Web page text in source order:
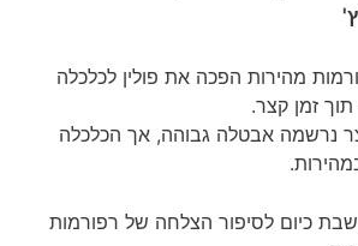
מהירות הפכה את פולין לכלכלה
זמן קצר.
נרשמה אבטלה גבוהה, אך הכלכלה
כיום לסיפור הצלחה של רפורמות